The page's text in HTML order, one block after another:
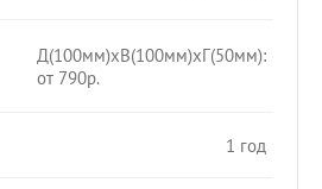
Д(100мм)хВ(100мм)хГ(50мм):
от 790р.
1 год